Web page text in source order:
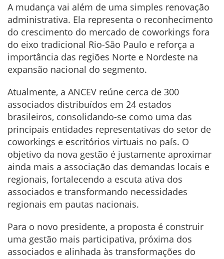
A mudança vai além de uma simples renovação
administrativa. Ela representa o reconhecimento
do crescimento do mercado de coworkings fora
do eixo tradicional Rio-São Paulo e reforça a
importância das regiões Norte e Nordeste na
expansão nacional do segmento.
Atualmente, a ANCEV reúne cerca de 300
associados distribuídos em 24 estados
brasileiros, consolidando-se como uma das
principais entidades representativas do setor de
coworkings e escritórios virtuais no país. O
objetivo da nova gestão é justamente aproximar
ainda mais a associação das demandas locais e
regionais, fortalecendo a escuta ativa dos
associados e transformando necessidades
regionais em pautas nacionais.
Para o novo presidente, a proposta é construir
uma gestão mais participativa, próxima dos
associados e alinhada às transformações do